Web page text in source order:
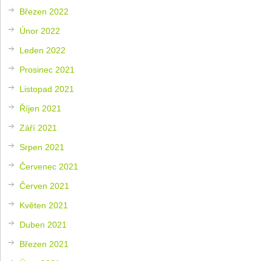
Březen 2022
Únor 2022
Leden 2022
Prosinec 2021
Listopad 2021
Říjen 2021
Září 2021
Srpen 2021
Červenec 2021
Červen 2021
Květen 2021
Duben 2021
Březen 2021